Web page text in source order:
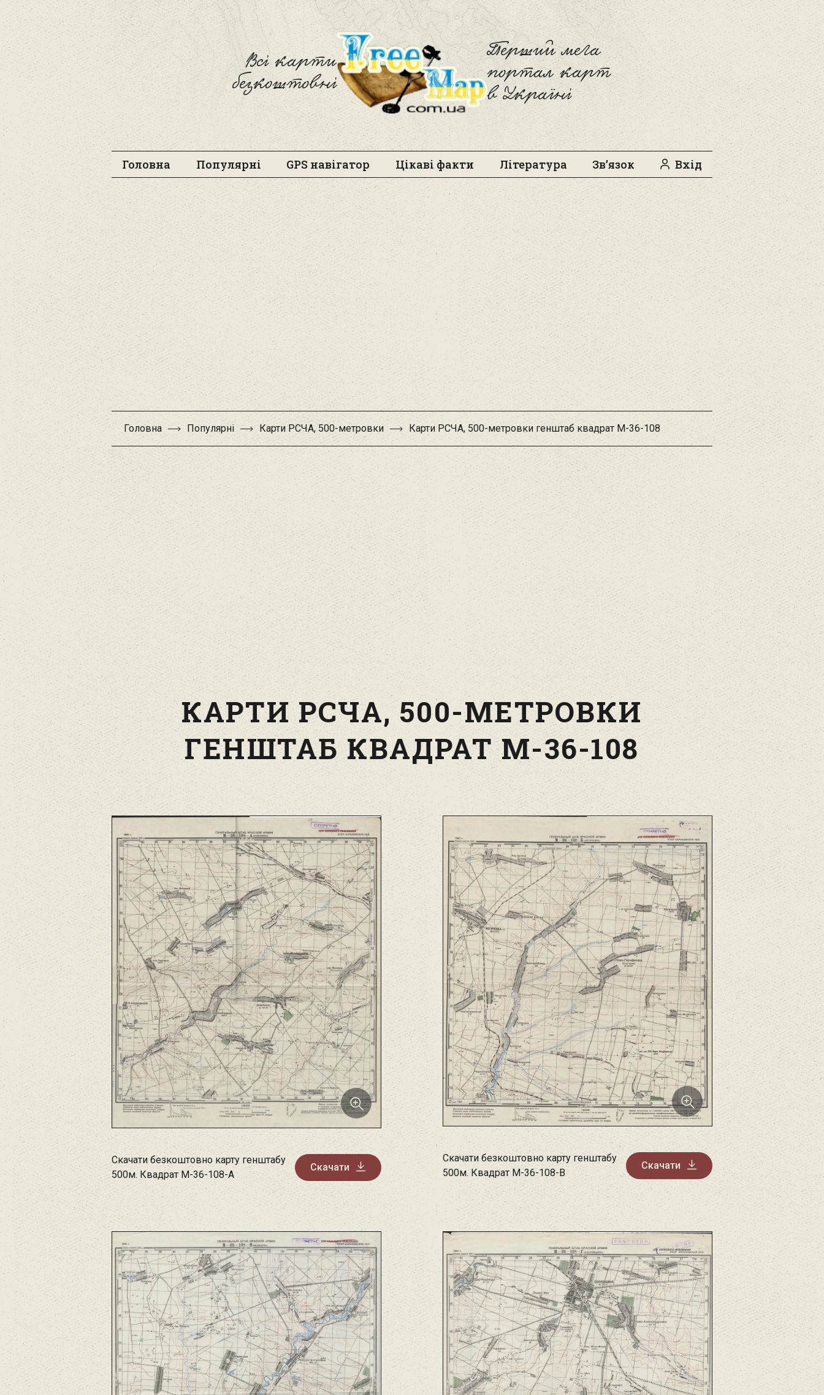
Всі карти
безкоштовні
Freemap
Перший мега
портал карт
в Україні
Головна Популярні GPS навігатор Цікаві факти Література Зв’язок Вхід
Головна Популярні Карти РСЧА, 500-метровки Карти РСЧА, 500-метровки генштаб квадрат M-36-108
КАРТИ РСЧА, 500-МЕТРОВКИ
ГЕНШТАБ КВАДРАТ M-36-108
Скачати безкоштовно карту генштабу
500м. Квадрат M-36-108-A
Скачати
Скачати безкоштовно карту генштабу
500м. Квадрат M-36-108-B
Скачати